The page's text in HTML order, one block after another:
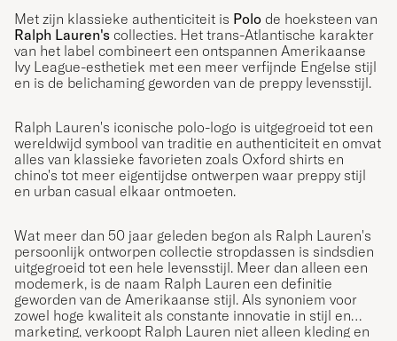
Met zijn klassieke authenticiteit is Polo de hoeksteen van
Ralph Lauren's collecties. Het trans-Atlantische karakter
van het label combineert een ontspannen Amerikaanse
Ivy League-esthetiek met een meer verfijnde Engelse stijl
en is de belichaming geworden van de preppy levensstijl.
Ralph Lauren's iconische polo-logo is uitgegroeid tot een
wereldwijd symbool van traditie en authenticiteit en omvat
alles van klassieke favorieten zoals Oxford shirts en
chino's tot meer eigentijdse ontwerpen waar preppy stijl
en urban casual elkaar ontmoeten.
Wat meer dan 50 jaar geleden begon als Ralph Lauren's
persoonlijk ontworpen collectie stropdassen is sindsdien
uitgegroeid tot een hele levensstijl. Meer dan alleen een
modemerk, is de naam Ralph Lauren een definitie
geworden van de Amerikaanse stijl. Als synoniem voor
zowel hoge kwaliteit als constante innovatie in stijl en
marketing, verkoopt Ralph Lauren niet alleen kleding en